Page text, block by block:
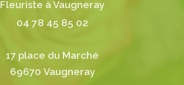
Fleuriste à Vaugneray
04 78 45 85 02
17 place du Marché
69670 Vaugneray